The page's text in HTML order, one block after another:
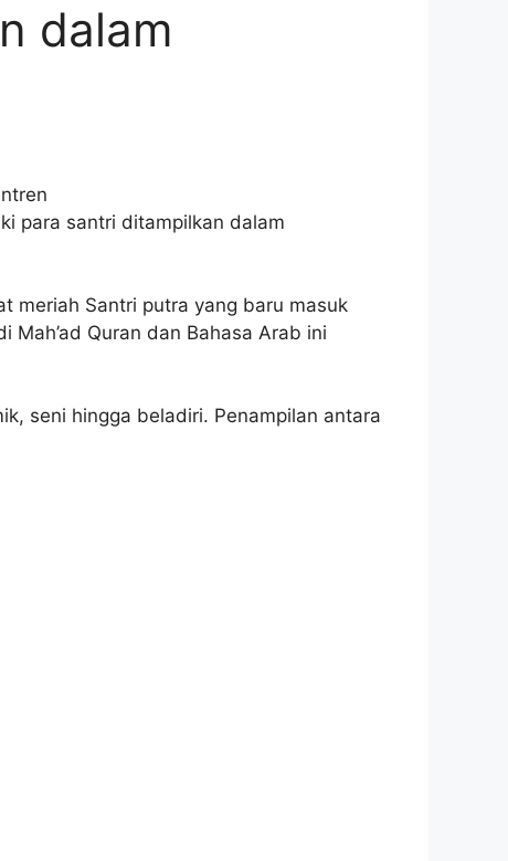
dalam
para santri ditampilkan dalam
meriah Santri putra yang baru masuk
Quran dan Bahasa Arab ini
seni hingga beladiri. Penampilan antara